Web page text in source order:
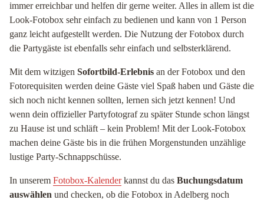
immer erreichbar und helfen dir gerne weiter. Alles in allem ist die
Look-Fotobox sehr einfach zu bedienen und kann von 1 Person
ganz leicht aufgestellt werden. Die Nutzung der Fotobox durch
die Partygäste ist ebenfalls sehr einfach und selbsterklärend.
Mit dem witzigen Sofortbild-Erlebnis an der Fotobox und den
Fotorequisiten werden deine Gäste viel Spaß haben und Gäste die
sich noch nicht kennen sollten, lernen sich jetzt kennen! Und
wenn dein offizieller Partyfotograf zu später Stunde schon längst
zu Hause ist und schläft – kein Problem! Mit der Look-Fotobox
machen deine Gäste bis in die frühen Morgenstunden unzählige
lustige Party-Schnappschüsse.
In unserem Fotobox-Kalenderkannst du das Buchungsdatum
auswählen und checken, ob die Fotobox in Adelberg noch